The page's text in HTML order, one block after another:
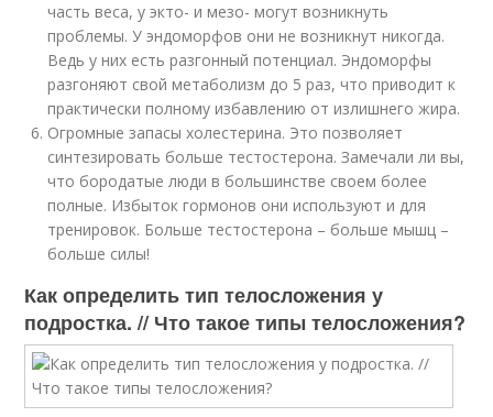
часть веса, у экто- и мезо- могут возникнуть
проблемы. У эндоморфов они не возникнут никогда.
Ведь у них есть разгонный потенциал. Эндоморфы
разгоняют свой метаболизм до 5 раз, что приводит к
практически полному избавлению от излишнего жира.
Огромные запасы холестерина. Это позволяет
синтезировать больше тестостерона. Замечали ли вы,
что бородатые люди в большинстве своем более
полные. Избыток гормонов они используют и для
тренировок. Больше тестостерона – больше мышц –
больше силы!
Как определить тип телосложения у
подростка. // Что такое типы телосложения?